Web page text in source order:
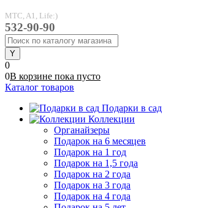
MTC, A1, Life:)
532-90-90
0
0В корзине пока пусто
Каталог товаров
Подарки в сад
Коллекции
Органайзеры
Подарок на 6 месяцев
Подарок на 1 год
Подарок на 1,5 года
Подарок на 2 года
Подарок на 3 года
Подарок на 4 года